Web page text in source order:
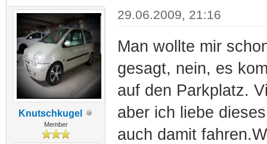
Knutschkugel
Member
29.06.2009, 21:16
Man wollte mir
gesagt, nein, es
auf den Parkplatz.
aber ich liebe
auch damit